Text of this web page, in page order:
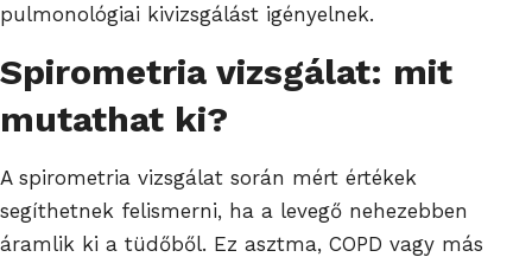
pulmonológiai kivizsgálást igényelnek.
Spirometria vizsgálat: mit
mutathat ki?
A spirometria vizsgálat során mért értékek
segíthetnek felismerni, ha a levegő nehezebben
áramlik ki a tüdőből. Ez asztma, COPD vagy más